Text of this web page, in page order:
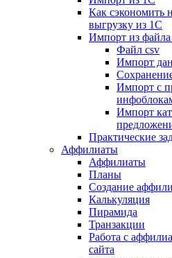
Как сэкономить
выгрузку из 1С
Импорт из файла
Файл csv
Импорт
Импорт с
Импорт
Практические
Аффилиаты
Аффилиаты
Планы
Создание
Калькуляция
Пирамида
Транзакции
Работа с
сайта